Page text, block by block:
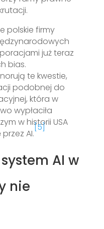
polskie firmy
już teraz
bias.
te kwestie,
podobnej do
która w
wypłaciła
w historii USA
AI.
[5]
AI w
nie